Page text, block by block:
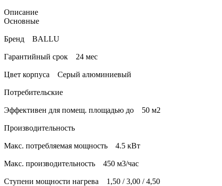
Описание
Основные
Бренд BALLU
Гарантийный срок 24 мес
Цвет корпуса Серый алюминиевый
Потребительские
Эффективен для помещ. площадью до 50 м2
Производительность
Макс. потребляемая мощность 4.5 кВт
Макс. производительность 450 м3/час
Ступени мощности нагрева 1,50 / 3,00 / 4,50